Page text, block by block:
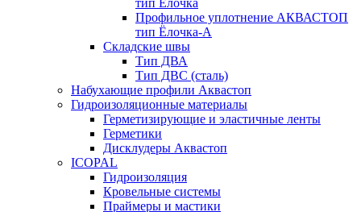
тип Ёлочка
Профильное уплотнение АКВАСТОП
тип Ёлочка-А
Складские швы
Тип ДВА
Тип ДВС (сталь)
Набухающие профили Аквастоп
Гидроизоляционные материалы
Герметизирующие и эластичные ленты
Герметики
Дисклудеры Аквастоп
ICOPAL
Гидроизоляция
Кровельные системы
Праймеры и мастики